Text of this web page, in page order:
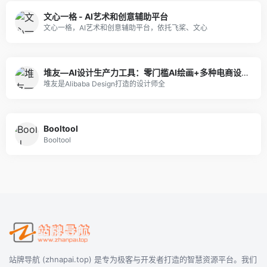
文心一格 - AI艺术和创意辅助平台
文心一格，AI艺术和创意辅助平台，依托飞桨、文心
堆友—AI设计生产力工具：零门槛AI绘画+多种电商设计神器
堆友是Alibaba Design打造的设计师全
Booltool
Booltool
站牌导航 (zhnapai.top) 是专为极客与开发者打造的智慧资源平台。我们